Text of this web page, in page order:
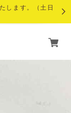
します。（土日